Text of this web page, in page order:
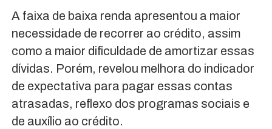
A faixa de baixa renda apresentou a maior
necessidade de recorrer ao crédito, assim
como a maior dificuldade de amortizar essas
dívidas. Porém, revelou melhora do indicador
de expectativa para pagar essas contas
atrasadas, reflexo dos programas sociais e
de auxílio ao crédito.